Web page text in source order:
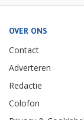
OVER ONS
Contact
Adverteren
Redactie
Colofon